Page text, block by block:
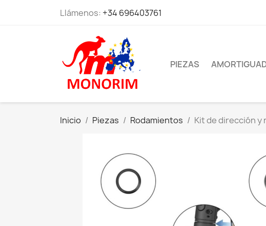
Llámenos: +34 696403761
PIEZAS
Inicio Piezas Rodamientos Kit de dirección y